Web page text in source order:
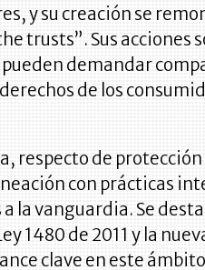
y su creación se
trusts”. Sus acciones
demandar
de los
respecto de
con prácticas
la vanguardia. Se
1480 de 2011 y la
clave en este